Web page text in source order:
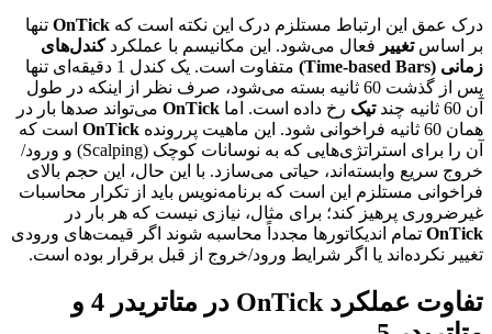
درک عمق این ارتباط مستلزم درک این نکته است که OnTick تنها
بر اساستغییر فعال می‌شود. این مکانیسم با عملکردکندل‌های
زمانی (Time-based Bars)
متفاوت است. یک کندل 1 دقیقه‌ای تنها
پس از گذشت 60 ثانیه بسته می‌شود، صرف نظر از اینکه در طول
آن 60 ثانیه چند
تیک رخ داده است. اما OnTick می‌تواند صدها بار در
همان 60 ثانیه فراخوانی شود. این ماهیت پررونده
OnTick است که
آن را برای استراتژی‌هایی که به نوسانات کوچک (Scalping) و ورود/
خروج سریع وابسته‌اند، حیاتی می‌سازد. با این حال، این حجم بالای
فراخوانی مستلزم این است که برنامه‌نویس باید از تکرار محاسبات
غیرضروری پرهیز کند؛ برای مثال، نیازی نیست که هر بار در
OnTick تمام اندیکاتورها مجدداً محاسبه شوند اگر قیمت‌های ورودی
تغییر نکرده‌اند یا اگر شرایط ورود/خروج از قبل برقرار بوده است.
تفاوت عملکرد OnTick در متاتریدر 4 و